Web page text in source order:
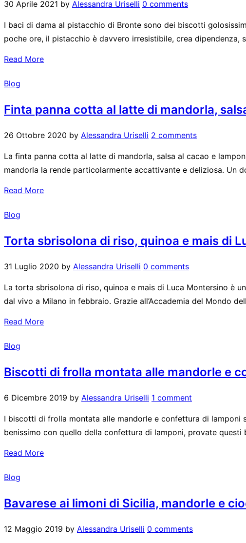
30 Aprile 2021 by Alessandra Uriselli 0 comments
I baci di dama al pistacchio di Bronte sono dei biscotti
poche ore, il pistacchio è davvero irresistibile, crea
Read More
Blog
Finta panna cotta al latte di mandorla,
26 Ottobre 2020 by Alessandra Uriselli 2 comments
La finta panna cotta al latte di mandorla, salsa al cacao e
mandorla la rende particolarmente accattivante e deliziosa. Un
Read More
Blog
Torta sbrisolona di riso, quinoa e mais di
31 Luglio 2020 by Alessandra Uriselli 0 comments
La torta sbrisolona di riso, quinoa e mais di Luca Montersino è
dal vivo a Milano in febbraio. Grazie all’Accademia del Mondo
Read More
Blog
Biscotti di frolla montata alle mandorle e
6 Dicembre 2019 by Alessandra Uriselli 1 comment
I biscotti di frolla montata alle mandorle e confettura di lamponi
benissimo con quello della confettura di lamponi, provate questi
Read More
Blog
Bavarese ai limoni di Sicilia, mandorle e
12 Maggio 2019 by Alessandra Uriselli 0 comments